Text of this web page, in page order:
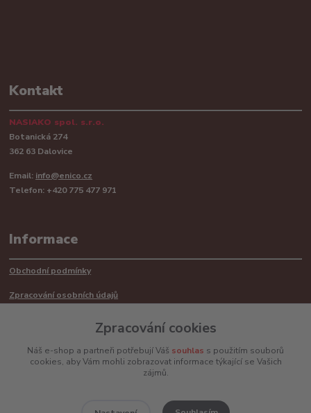
Kontakt
NASIAKO spol. s.r.o.
Botanická 274
362 63 Dalovice
Email: info@enico.cz
Telefon: +420 775 477 971
Informace
Obchodní podmínky
Zpracování osobních údajů
Mimosoudní řešení sporů ADR
Zpracování cookies
Náš e-shop a partneři potřebují Váš souhlas s použitím souborů
cookies, aby Vám mohli zobrazovat informace týkající se Vašich
zájmů.